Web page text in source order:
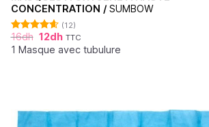
CONCENTRATION / SUMBOW
Note 4.64
sur 5
(12)
16dh 12dh TTC
1 Masque avec tubulure